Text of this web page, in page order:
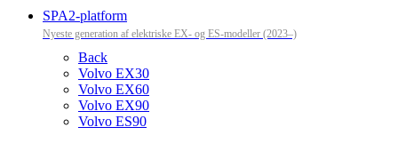
SPA2-platform
Nyeste generation af elektriske EX- og ES-modeller (2023–)
Back
Volvo EX30
Volvo EX60
Volvo EX90
Volvo ES90